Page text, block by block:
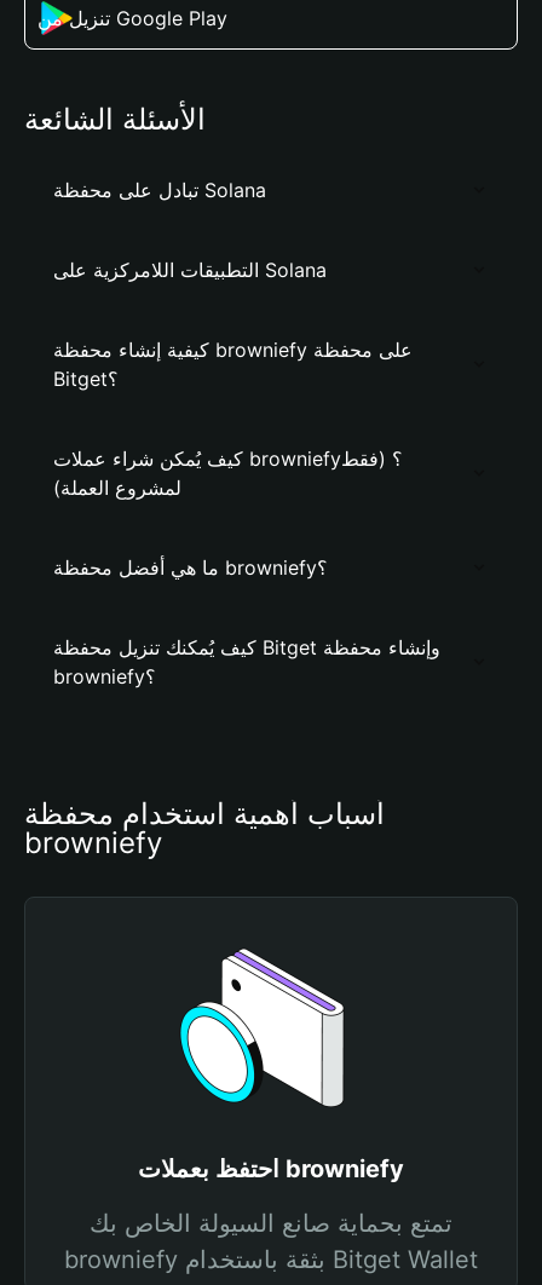
تنزيل من Google Play
الأسئلة الشائعة
تبادل على محفظة Solana
التطبيقات اللامركزية على Solana
كيفية إنشاء محفظة browniefy على محفظة
Bitget؟
كيف يُمكن شراء عملات browniefy؟ (فقط
لمشروع العملة)
ما هي أفضل محفظة browniefy؟
كيف يُمكنك تنزيل محفظة Bitget وإنشاء محفظة
browniefy؟
أسباب أهمية استخدام محفظة
browniefy
احتفظ بعملات browniefy
تمتع بحماية صانع السيولة الخاص بك
browniefy بثقة باستخدام Bitget Wallet